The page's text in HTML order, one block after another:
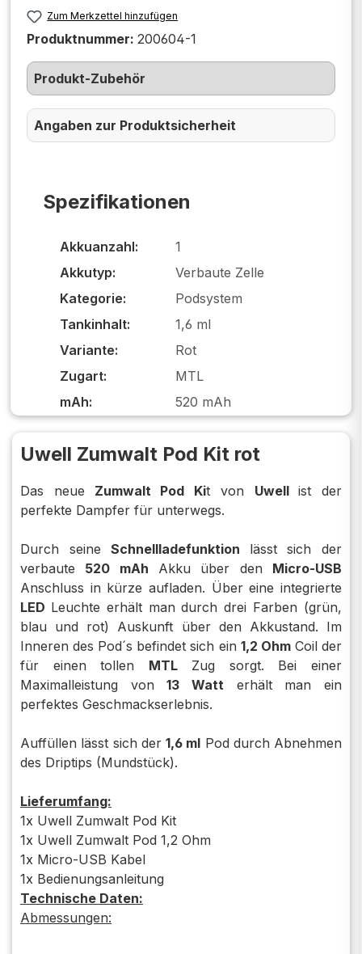
Spezifikationen
Akkuanzahl:
1
Akkutyp:
Verbaute Zelle
Kategorie:
Podsystem
Tankinhalt:
1,6 ml
Variante:
Rot
Zugart:
MTL
mAh:
520 mAh
Zum Merkzettel hinzufügen
Produktnummer: 200604-1
Produkt-Zubehör
Angaben zur Produktsicherheit
Uwell Zumwalt Pod Kit rot
Das neue Zumwalt Pod Kit von Uwellist der
perfekte Dampfer für unterwegs.
Durch seineSchnellladefunktion lässt sich der
verbaute 520 mAh Akku über den Micro-USB
Anschluss in kürze aufladen. Über eine integrierte
LED Leuchte erhält man durch drei Farben (grün,
blau und rot) Auskunft über den Akkustand. Im
Inneren des Pod´s befindet sich ein 1,2 OhmCoil der
für einen tollen MTL Zug sorgt. Bei einer
Maximalleistung von13 Watt erhält man ein
perfektes Geschmackserlebnis.
Auffüllen lässt sich der 1,6 ml Pod durch Abnehmen
des Driptips (Mundstück).
Lieferumfang:
1x Uwell Zumwalt Pod Kit
1x Uwell Zumwalt Pod 1,2 Ohm
1x Micro-USB Kabel
1x Bedienungsanleitung
Technische Daten:
Abmessungen: